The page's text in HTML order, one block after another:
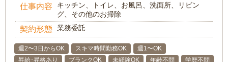
仕事内容
キッチン、トイレ、お風呂、洗面所、リビン
グ、その他のお掃除
契約形態 業務委託
週2〜3日からOK スキマ時間勤務OK
週1〜OK
昇給･昇格あり
ブランクOK 未経験OK 年齢不問 学歴不問